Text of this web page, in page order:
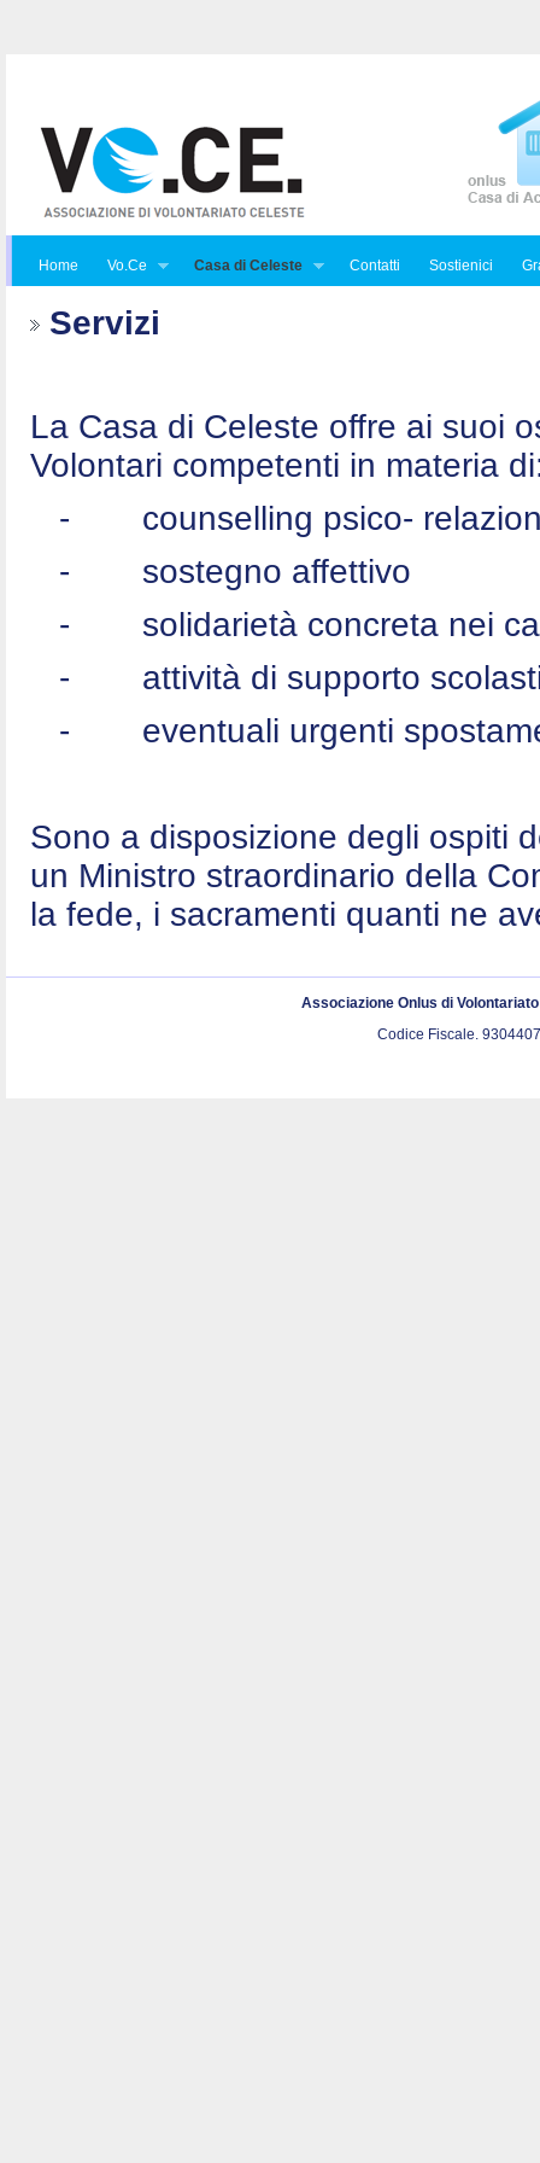
Home Vo.Ce Casa di Celeste Contatti Sostienici
Servizi
La Casa di Celeste offre ai suoi
Volontari competenti in materia
-
counselling psico-
-
sostegno affettivo
-
solidarietà concreta nei
-
attività di supporto
-
eventuali urgenti
Sono a disposizione degli ospiti
un Ministro straordinario della
la fede, i sacramenti quanti ne
Associazione Onlus di
Codice Fiscale.